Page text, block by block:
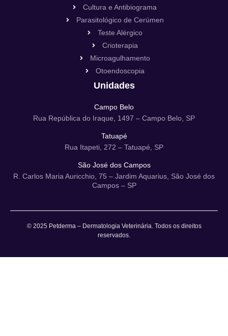
Cultura e Antibiograma
Parasitológico de Cerúmen
Teste Alérgico
Crioterapia
Microagulhamento
Otoendoscopia
Unidades
Campo Belo
Rua República do Iraque, 1497 – Campo Belo, SP
Tatuapé
Rua Itapeti, 272 – Tatuapé, SP
São José dos Campos
R. Carlos Maria Auricchio, 75 – Jardim Aquarius, São José dos
Campos – SP
© 2025 Petderma – Dermatologia Veterinária. Todos os direitos
reservados.